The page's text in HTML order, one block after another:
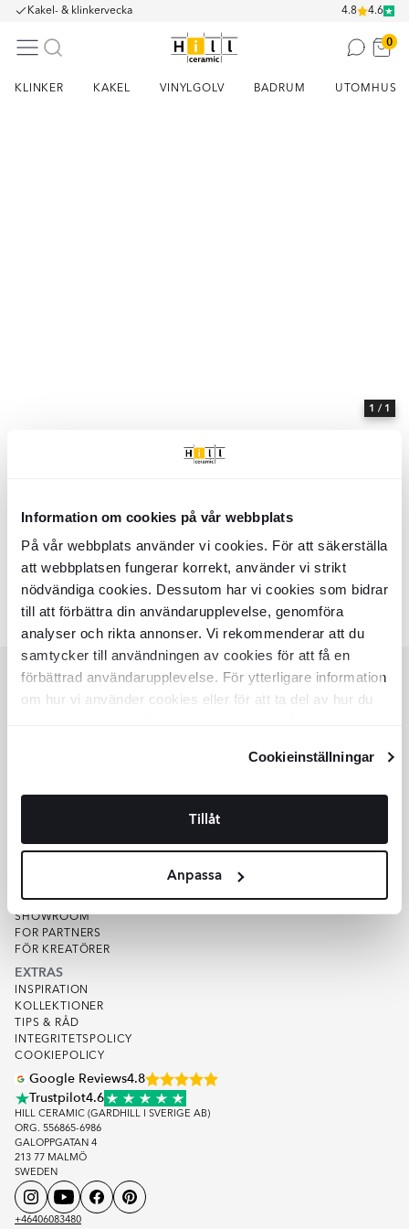
Information om cookies på vår webbplats
På vår webbplats använder vi cookies. För att säkerställa
att webbplatsen fungerar korrekt, använder vi strikt
nödvändiga cookies. Dessutom har vi cookies som bidrar
till att förbättra din användarupplevelse, genomföra
analyser och rikta annonser. Vi rekommenderar att du
samtycker till användningen av cookies för att få en
förbättrad användarupplevelse. För ytterligare information
om hur vi använder cookies eller för att ta del av hur du
Cookieinställningar
Tillåt
Anpassa
Kakel- & klinkervecka 4.8 4.6
0
KLINKER KAKEL VINYLGOLV BADRUM UTOMHUS
Serie Caroun - Hill Ceramic
Caroun - Kollektion av produkter | Hill Ceramic ®
Färger:
1 / 1
Liknande kollektioner
SKADI VALEN
Item
of
SPÅRA ORDER
KVALITET
LAGER
SHOWROOM
FOR PARTNERS
FÖR KREATÖRER
EXTRAS
INSPIRATION
KOLLEKTIONER
TIPS & RÅD
INTEGRITETSPOLICY
COOKIEPOLICY
Google Reviews4.8
Trustpilot4.6
HILL CERAMIC (GARDHILL I SVERIGE AB)
ORG. 556865-6986
GALOPPGATAN 4
213 77 MALMÖ
SWEDEN
+46406083480